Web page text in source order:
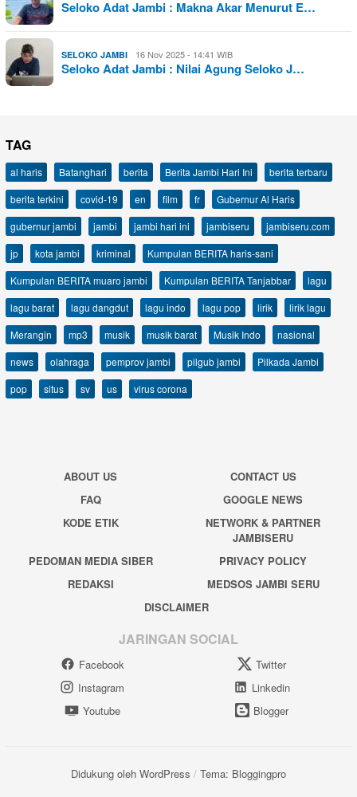
Seloko Adat Jambi : Makna Akar Menurut E…
SELOKO JAMBI 16 Nov 2025 - 14:41 WIB
Seloko Adat Jambi : Nilai Agung Seloko J…
TAG
al haris Batanghari berita Berita Jambi Hari Ini
berita terbaru
berita terkini
covid-19 en film fr
Gubernur Al Haris
gubernur jambi
jambi jambi hari ini jambiseru
jambiseru.com
jp
kota jambi kriminal
Kumpulan BERITA haris-sani
Kumpulan BERITA muaro jambi
Kumpulan BERITA Tanjabbar
lagu
lagu barat
lagu dangdut lagu indo lagu pop lirik
lirik lagu
Merangin
mp3 musik musik barat Musik Indo
nasional
news
olahraga pemprov jambi pilgub jambi
Pilkada Jambi
pop
situs sv us virus corona
ABOUT US
CONTACT US
FAQ
GOOGLE NEWS
KODE ETIK
NETWORK & PARTNER
JAMBISERU
PEDOMAN MEDIA SIBER
PRIVACY POLICY
REDAKSI
MEDSOS JAMBI SERU
DISCLAIMER
JARINGAN SOCIAL
Facebook
Twitter
Instagram
Linkedin
Youtube
Blogger
Didukung oleh WordPress / Tema: Bloggingpro